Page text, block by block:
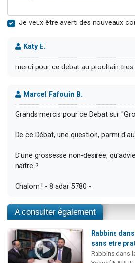
Je veux être averti des nouveaux
Katy E.
merci pour ce debat au prochain tres
Marcel Fafouin B.
Grands mercis pour ce Débat sur
De ce Débat, une question, parmi
D'une grossesse non-désirée,
naître ?
Chalom ! - 8 adar 5780 -
A consulter également
Rabbins
sans être
Rabbins dans